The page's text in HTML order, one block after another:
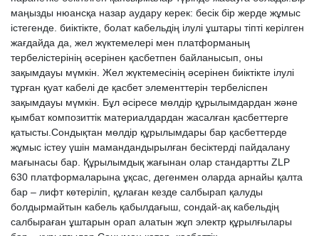
маңызды нюансқа назар аудару керек: бесік бір жерде жұмыс
істегенде. биіктікте, болат кабельдің ілулі ұштары тіпті керілген
жағдайда да, жел жүктемелері мен платформаның
тербелістерінің әсерінен қасбетпен байланысып, оны
зақымдауы мүмкін. Жел жүктемесінің әсерінен биіктікте ілулі
тұрған қуат кабелі де қасбет элементтерін тербеліспен
зақымдауы мүмкін. Бұл әсіресе мөлдір құрылымдардан және
қымбат композиттік материалдардан жасалған қасбеттерге
қатысты.Сондықтан мөлдір құрылымдары бар қасбеттерде
жұмыс істеу үшін мамандандырылған бесіктерді пайдалану
мағынасы бар. Құрылымдық жағынан олар стандартты ZLP
630 платформаларына ұқсас, дегенмен оларда арнайы қалта
бар – лифт көтеріліп, құлаған кезде салбырап қалуды
болдырмайтын кабель қабылдағыш, сондай-ақ кабельдің
салбыраған ұштарын орап алатын жұп электр құрылғылары